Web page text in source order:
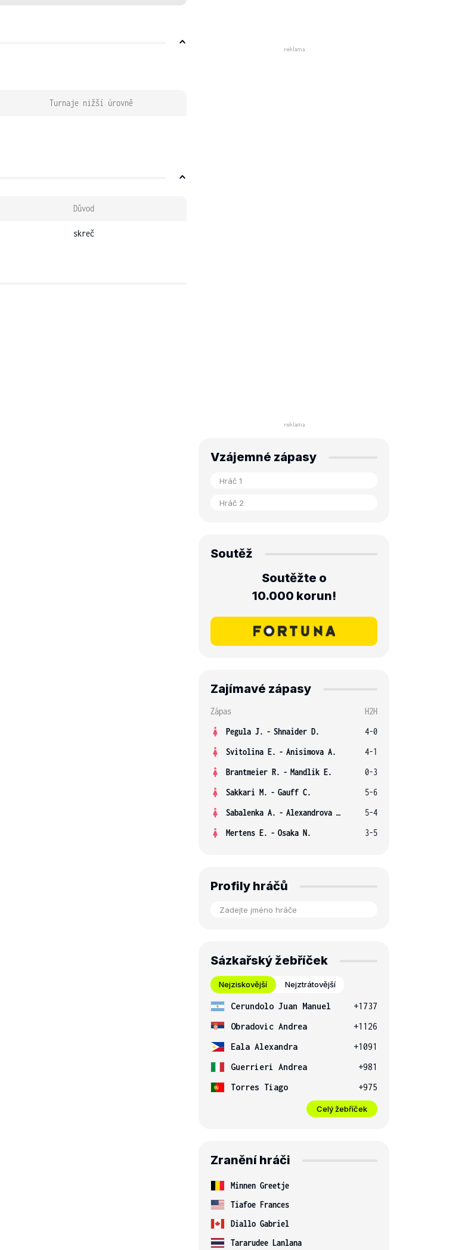
Turnaje nižší úrovně
Důvod
skreč
Vzájemné zápasy
Soutěž
Soutěžte o
10.000 korun!
Zajímavé zápasy
Zápas
H2H
Pegula J. - Shnaider D.
4-0
Svitolina E. - Anisimova A.
4-1
Brantmeier R. - Mandlik E.
0-3
Sakkari M. - Gauff C.
5-6
Sabalenka A. - Alexandrova E.
5-4
Mertens E. - Osaka N. 3-5
Profily hráčů
Sázkařský žebříček
Nejziskovější Nejztrátovější
Cerundolo Juan Manuel
+1737
Obradovic Andrea
+1126
Eala Alexandra
+1091
Guerrieri Andrea
+981
Torres Tiago
+975
Celý žebříček
Zranění hráči
Minnen Greetje
Tiafoe Frances
Diallo Gabriel
Tararudee Lanlana